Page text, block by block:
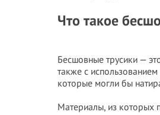
Что такое
Бесшовные трусики —
также с
которые могли бы
Материалы, из которых